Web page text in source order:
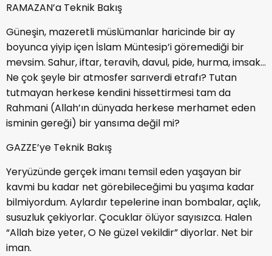
RAMAZAN’a Teknik Bakış
Güneşin, mazeretli müslümanlar haricinde bir ay
boyunca yiyip içen İslam Müntesip’i göremediği bir
mevsim. Sahur, iftar, teravih, davul, pide, hurma, imsak…
Ne çok şeyle bir atmosfer sarıverdi etrafı? Tutan
tutmayan herkese kendini hissettirmesi tam da
Rahmani (Allah’ın dünyada herkese merhamet eden
isminin gereği) bir yansıma değil mi?
GAZZE’ye Teknik Bakış
Yeryüzünde gerçek imanı temsil eden yaşayan bir
kavmi bu kadar net görebileceğimi bu yaşıma kadar
bilmiyordum. Aylardır tepelerine inan bombalar, açlık,
susuzluk çekiyorlar. Çocuklar ölüyor sayısızca. Halen
“Allah bize yeter, O Ne güzel vekildir” diyorlar. Net bir
iman.